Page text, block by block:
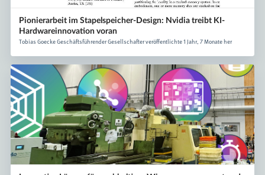
Pionierarbeit im Stapelspeicher-Design: Nvidia treibt KI-
Hardwareinnovation voran
Tobias Goecke Geschäftsführender Gesellschafter veröffentlichte 1 Jahr, 7 Monate her